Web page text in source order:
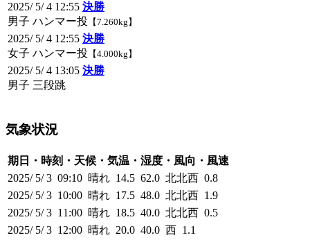
2025/ 5/ 4 12:55 決勝
男子 ハンマー投 【7.260kg】
2025/ 5/ 4 12:55 決勝
女子 ハンマー投 【4.000kg】
2025/ 5/ 4 13:05 決勝
男子 三段跳
気象状況
期日・時刻・天候・気温・湿度・風向・風速
2025/ 5/ 3 09:10 晴れ 14.5 62.0 北北西 0.8
2025/ 5/ 3 10:00 晴れ 17.5 48.0 北北西 1.9
2025/ 5/ 3 11:00 晴れ 18.5 40.0 北北西 0.5
2025/ 5/ 3 12:00 晴れ 20.0 40.0 西 1.1